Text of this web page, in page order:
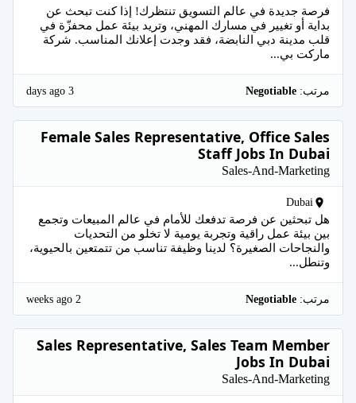
فرصة جديدة في عالم التسويق تنتظرك! إذا كنت تبحث عن
بداية أو تغيير في مسارك المهني، وتريد بيئة عمل محفزّة في
قلب مدينة دبي النابضة، فقد وجدت إعلانك المناسب. شركة
ماركت بي...
مرتب: 3 days ago
Female Sales Representative, Office Sales
Staff Jobs In Dubai
Sales-And-Marketing
Dubai
هل تبحثين عن فرصة تدفعك للأمام في عالم المبيعات وتجمع
بين بيئة عمل راقية وتجربة يومية لا تخلو من التحديات
والنجاحات الصغيرة؟ لدينا وظيفة تناسب من تتمتعين بالحيوية،
وتنطل...
مرتب: 2 weeks ago
Sales Representative, Sales Team Member
Jobs In Dubai
Sales-And-Marketing